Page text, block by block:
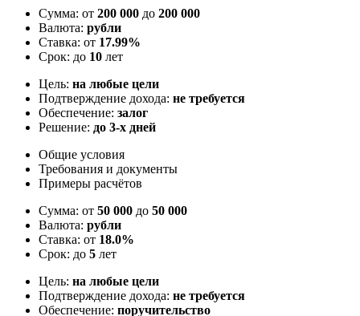
Сумма: от 200 000 до 200 000
Валюта: рубли
Ставка: от 17.99%
Срок: до 10 лет
Цель: на любые цели
Подтверждение дохода: не требуется
Обеспечение: залог
Решение: до 3-х дней
Общие условия
Требования и документы
Примеры расчётов
Сумма: от 50 000 до 50 000
Валюта: рубли
Ставка: от 18.0%
Срок: до 5 лет
Цель: на любые цели
Подтверждение дохода: не требуется
Обеспечение: поручительство